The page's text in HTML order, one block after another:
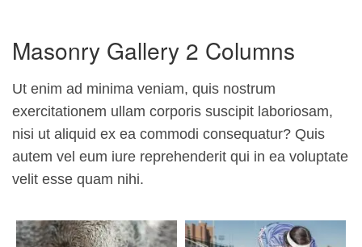
Masonry Gallery 2 Columns
Ut enim ad minima veniam, quis nostrum
exercitationem ullam corporis suscipit laboriosam,
nisi ut aliquid ex ea commodi consequatur? Quis
autem vel eum iure reprehenderit qui in ea voluptate
velit esse quam nihi.